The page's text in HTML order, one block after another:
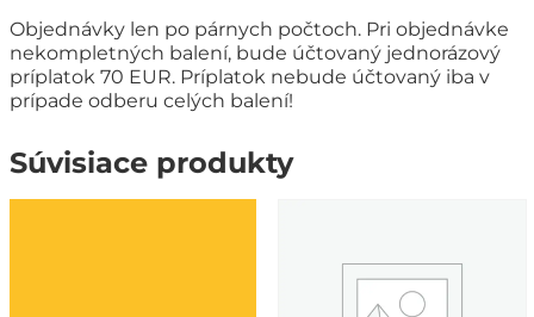
Objednávky len po párnych počtoch. Pri objednávke
nekompletných balení, bude účtovaný jednorázový
príplatok 70 EUR. Príplatok nebude účtovaný iba v
prípade odberu celých balení!
Súvisiace produkty